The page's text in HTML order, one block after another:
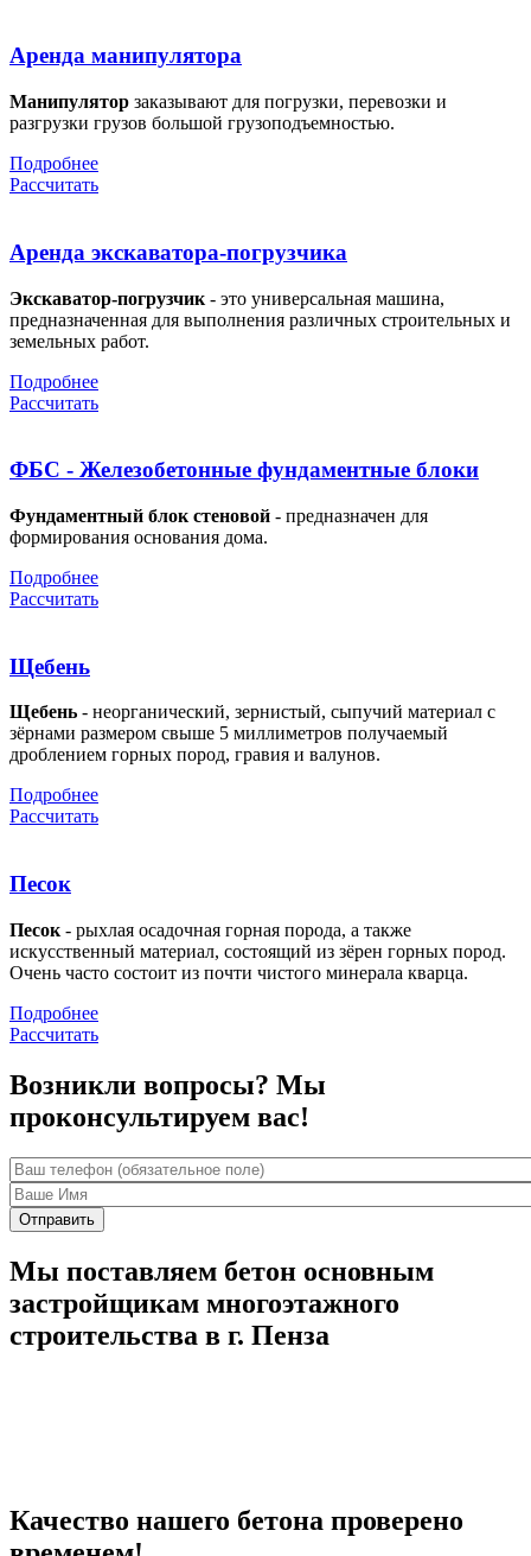
Аренда манипулятора
Манипулятор заказывают для погрузки, перевозки и
разгрузки грузов большой грузоподъемностью.
Подробнее
Рассчитать
Аренда экскаватора-погрузчика
Экскаватор-погрузчик - это универсальная машина,
предназначенная для выполнения различных строительных и
земельных работ.
Подробнее
Рассчитать
ФБС - Железобетонные фундаментные блоки
Фундаментный блок стеновой - предназначен для
формирования основания дома.
Подробнее
Рассчитать
Щебень
Щебень - неорганический, зернистый, сыпучий материал с
зёрнами размером свыше 5 миллиметров получаемый
дроблением горных пород, гравия и валунов.
Подробнее
Рассчитать
Песок
Песок - рыхлая осадочная горная порода, а также
искусственный материал, состоящий из зёрен горных пород.
Очень часто состоит из почти чистого минерала кварца.
Подробнее
Рассчитать
Возникли вопросы? Мы
проконсультируем вас!
Ваш телефон (обязательное поле)
Ваше Имя
Мы поставляем бетон основным
застройщикам многоэтажного
строительства в г. Пенза
Качество нашего бетона проверено